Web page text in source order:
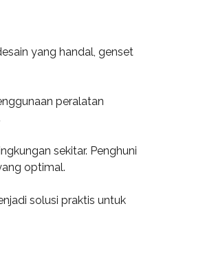
yang handal, genset
peralatan
sekitar. Penghuni
optimal.
solusi praktis untuk